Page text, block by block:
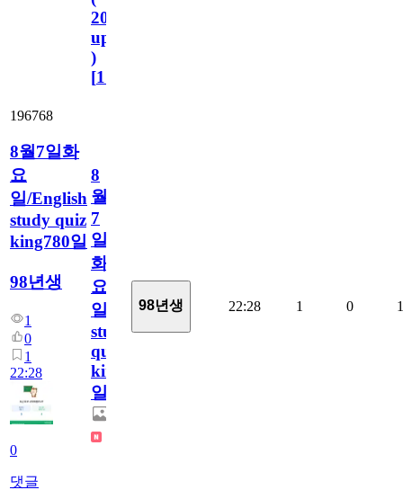
2023.11.1
update
)
[110
196768
8월7일화
요
일/English
study quiz
king780일
98년생
1
0
1
22:28
0
댓글
8
월
7
일
화
요
일/English
study
quiz
king780
일
98년생 22:28 1 0 1